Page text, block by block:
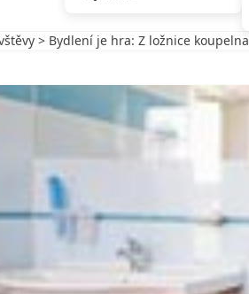
> Bydlení je hra: Z ložnice koupelna